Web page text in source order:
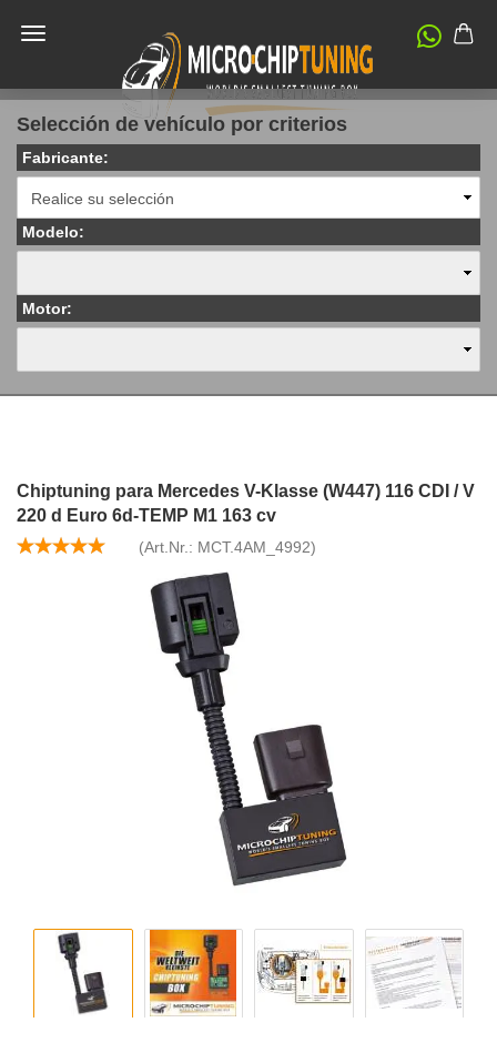
Selección de vehículo por criterios
Fabricante:
Modelo:
Motor:
Chiptuning para Mercedes V-Klasse (W447) 116 CDI / V
220 d Euro 6d-TEMP M1 163 cv
(Art.Nr.: MCT.4AM_4992)